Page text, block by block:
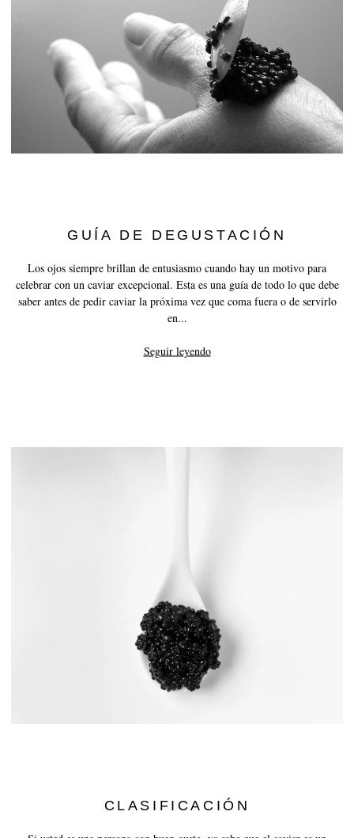
GUÍA DE DEGUSTACIÓN
Los ojos siempre brillan de entusiasmo cuando hay un motivo para
celebrar con un caviar excepcional. Esta es una guía de todo lo que debe
saber antes de pedir caviar la próxima vez que coma fuera o de servirlo
en...
Seguir leyendo
CLASIFICACIÓN